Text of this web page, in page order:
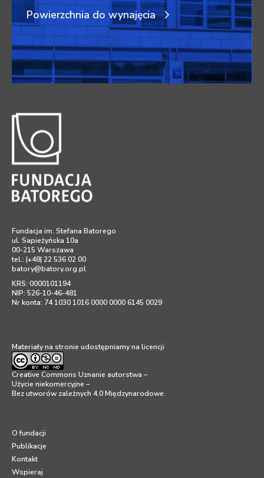
Fundacja im. Stefana Batorego
ul. Sapieżyńska 10a
00-215 Warszawa
tel.: |+48| 22 536 02 00
batory@batory.org.pl
KRS: 0000101194
NIP: 526-10-46-481
Nr konta: 74 1030 1016 0000 0000 6145 0029
Materiały na stronie udostępniamy na licencji
Creative Commons Uznanie autorstwa –
Użycie niekomercyjne –
Bez utworów zależnych 4.0 Międzynarodowe.
O fundacji
Publikacje
Kontakt
Wspieraj
Powierzchnia do wynajęcia